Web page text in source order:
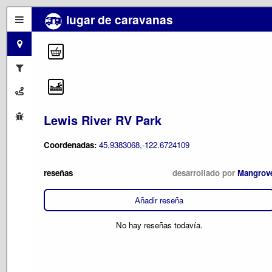
lugar de caravanas
Lewis River RV Park
Coordenadas: 45.9383068,-122.6724109
reseñas desarrollado por
Añadir reseña
No hay reseñas todavía.